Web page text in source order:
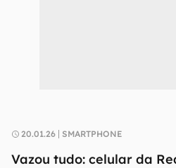
20.01.26 SMARTPHONE
Vazou tudo: celular da